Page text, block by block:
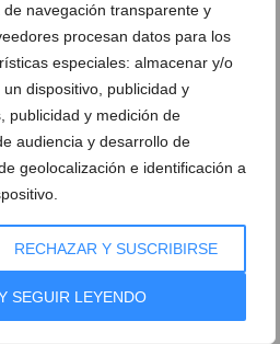
navegación transparente y
procesan datos para los
especiales: almacenar y/o
dispositivo, publicidad y
publicidad y medición de
audiencia y desarrollo de
geolocalización e identificación a
RECHAZAR Y SUSCRIBIRSE
SEGUIR LEYENDO
la dominación de gran
impositivas, unos impuestos
laboral
hacia sanidad,
conferencia recordando que
gris-oscuro, sino ante la